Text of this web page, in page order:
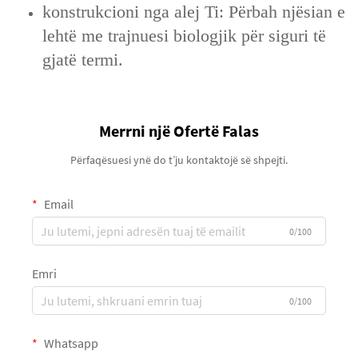
konstrukcioni nga alej Ti: Përbah njësian e
lehtë me trajnuesi biologjik për siguri të
gjatë termi.
Merrni një Ofertë Falas
Përfaqësuesi ynë do t’ju kontaktojë së shpejti.
Email
0/100
Emri
0/100
Whatsapp